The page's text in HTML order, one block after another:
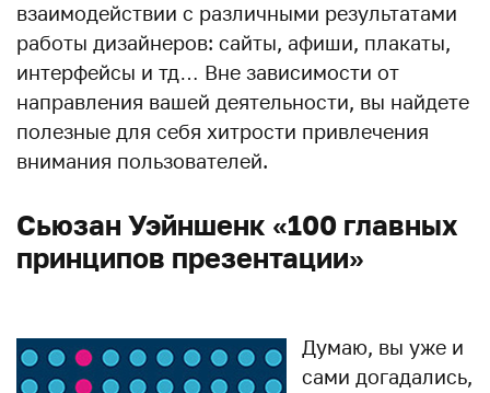
взаимодействии с различными результатами
работы дизайнеров: сайты, афиши, плакаты,
интерфейсы и тд… Вне зависимости от
направления вашей деятельности, вы найдете
полезные для себя хитрости привлечения
внимания пользователей.
Сьюзан Уэйншенк «100 главных
принципов презентации»
Думаю, вы уже и
сами догадались,